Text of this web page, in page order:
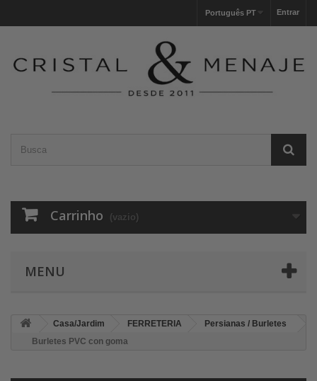
Entrar
Português PT
Carrinho (vazio)
MENU
Casa/Jardim FERRETERIA
Persianas / Burletes
Burletes PVC con goma